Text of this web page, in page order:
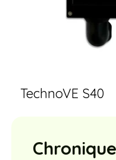
TechnoVE S40